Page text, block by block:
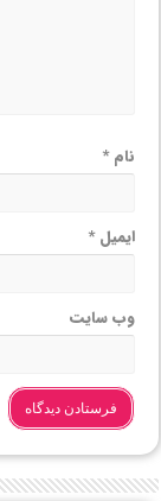
نام*
ایمیل*
وب‌ سایت